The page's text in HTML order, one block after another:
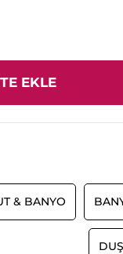
EKLE
& BANYO